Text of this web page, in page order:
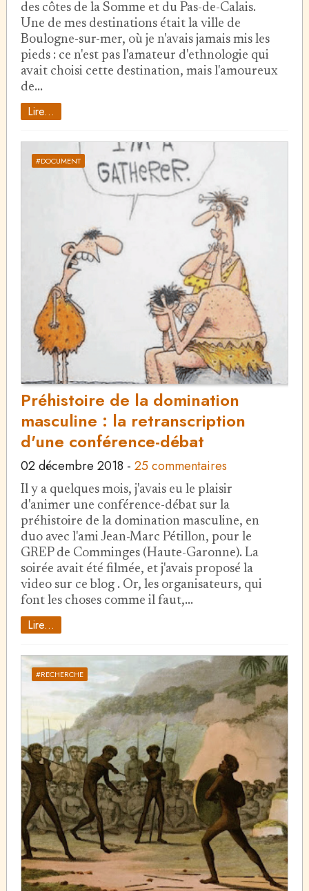
des côtes de la Somme et du Pas-de-Calais.
Une de mes destinations était la ville de
Boulogne-sur-mer, où je n'avais jamais mis les
pieds : ce n'est pas l'amateur d'ethnologie qui
avait choisi cette destination, mais l'amoureux
de…
Lire...
#DOCUMENT
Préhistoire de la domination
masculine : la retranscription
d'une conférence-débat
02 décembre 2018 - 25 commentaires
Il y a quelques mois, j'avais eu le plaisir
d'animer une conférence-débat sur la
préhistoire de la domination masculine, en
duo avec l'ami Jean-Marc Pétillon, pour le
GREP de Comminges (Haute-Garonne). La
soirée avait été filmée, et j'avais proposé la
video sur ce blog . Or, les organisateurs, qui
font les choses comme il faut,…
Lire...
#RECHERCHE